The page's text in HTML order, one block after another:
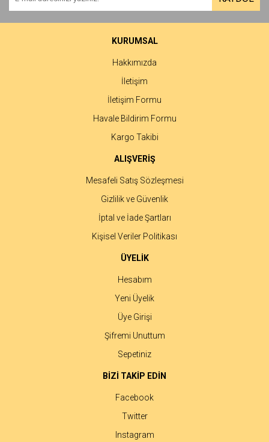
KURUMSAL
Hakkımızda
İletişim
İletişim Formu
Havale Bildirim Formu
Kargo Takibi
ALIŞVERİŞ
Mesafeli Satış Sözleşmesi
Gizlilik ve Güvenlik
İptal ve İade Şartları
Kişisel Veriler Politikası
ÜYELİK
Hesabım
Yeni Üyelik
Üye Girişi
Şifremi Unuttum
Sepetiniz
BİZİ TAKİP EDİN
Facebook
Twitter
Instagram